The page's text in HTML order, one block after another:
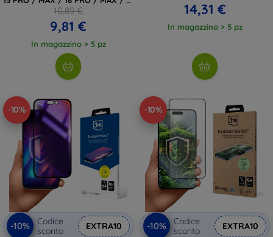
PRO / MAX (5906302319169)
10,89 €
9,81 €
In magazzino > 5 pz
14,31 €
In magazzino > 5 pz
-10%
-10%
Codice
sconto
EXTRA10
-10%
-10%
Codice
sconto
EXTRA10